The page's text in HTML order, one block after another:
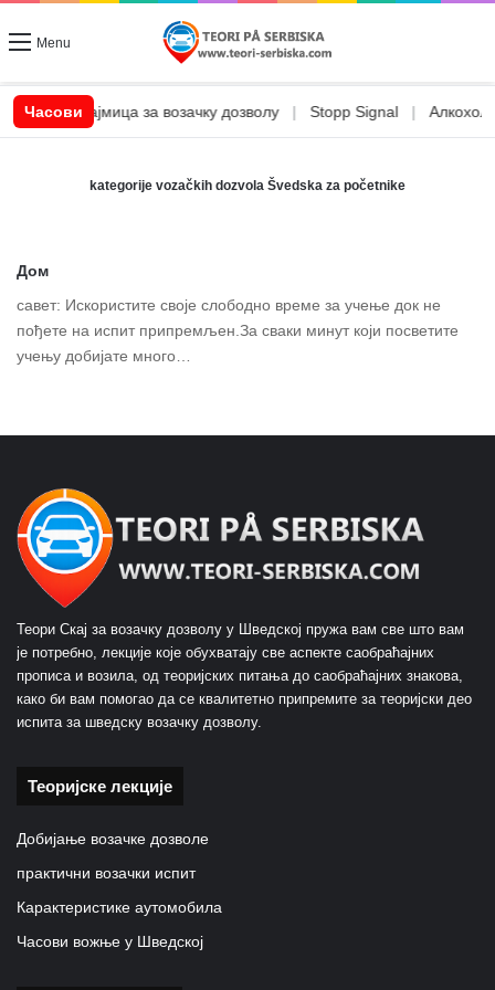
Menu
Часови
CSN позајмица за возачку дозволу | Stopp Signal | Алкохол и
kategorije vozačkih dozvola Švedska za početnike
Дом
савет: Искористите своје слободно време за учење док не
пођете на испит припремљен.За сваки минут који посветите
учењу добијате много…
Теори Скај за возачку дозволу у Шведској пружа вам све што вам
је потребно, лекције које обухватају све аспекте саобраћајних
прописа и возила, од теоријских питања до саобраћајних знакова,
како би вам помогао да се квалитетно припремите за теоријски део
испита за шведску возачку дозволу.
Теоријске лекције
Добијање возачке дозволе
практични возачки испит
Карактеристике аутомобила
Часови вожње у Шведској